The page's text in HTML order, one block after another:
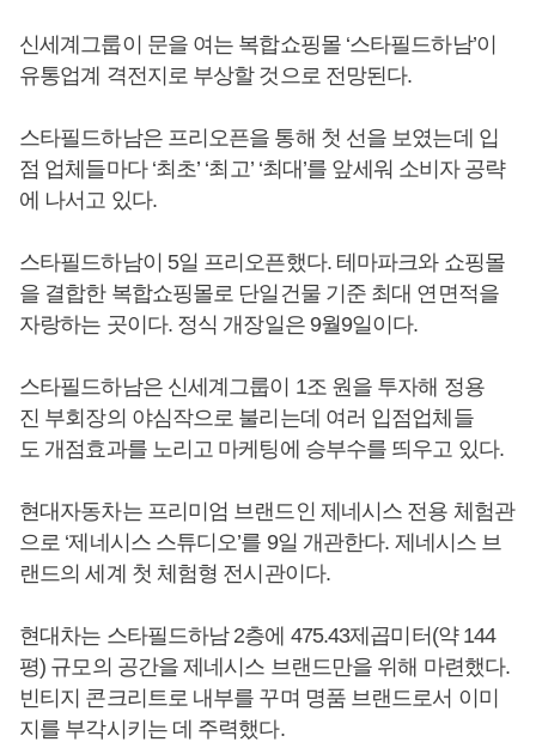
신세계그룹이 문을 여는 복합쇼핑몰 ‘스타필드하남’이
유통업계 격전지로 부상할 것으로 전망된다.
스타필드하남은 프리오픈을 통해 첫 선을 보였는데 입
점 업체들마다 ‘최초’ ‘최고’ ‘최대’를 앞세워 소비자 공략
에 나서고 있다.
스타필드하남이 5일 프리오픈했다. 테마파크와 쇼핑몰
을 결합한 복합쇼핑몰로 단일건물 기준 최대 연면적을
자랑하는 곳이다. 정식 개장일은 9월9일이다.
스타필드하남은 신세계그룹이 1조 원을 투자해 정용
진 부회장의 야심작으로 불리는데 여러 입점업체들
도 개점효과를 노리고 마케팅에 승부수를 띄우고 있다.
현대자동차는 프리미엄 브랜드인 제네시스 전용 체험관
으로 ‘제네시스 스튜디오’를 9일 개관한다. 제네시스 브
랜드의 세계 첫 체험형 전시관이다.
현대차는 스타필드하남 2층에 475.43제곱미터(약 144
평) 규모의 공간을 제네시스 브랜드만을 위해 마련했다.
빈티지 콘크리트로 내부를 꾸며 명품 브랜드로서 이미
지를 부각시키는 데 주력했다.